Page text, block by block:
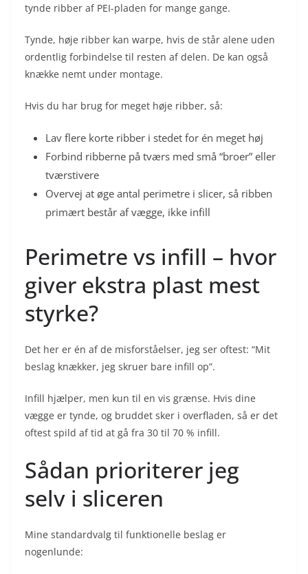
tynde ribber af PEI-pladen for mange gange.
Tynde, høje ribber kan warpe, hvis de står alene uden
ordentlig forbindelse til resten af delen. De kan også
knække nemt under montage.
Hvis du har brug for meget høje ribber, så:
Lav flere korte ribber i stedet for én meget høj
Forbind ribberne på tværs med små “broer” eller
tværstivere
Overvej at øge antal perimetre i slicer, så ribben
primært består af vægge, ikke infill
Perimetre vs infill – hvor
giver ekstra plast mest
styrke?
Det her er én af de misforståelser, jeg ser oftest: “Mit
beslag knækker, jeg skruer bare infill op”.
Infill hjælper, men kun til en vis grænse. Hvis dine
vægge er tynde, og bruddet sker i overfladen, så er det
oftest spild af tid at gå fra 30 til 70 % infill.
Sådan prioriterer jeg
selv i sliceren
Mine standardvalg til funktionelle beslag er
nogenlunde: